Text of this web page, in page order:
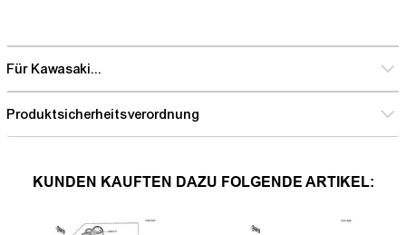
Für Kawasaki...
Produktsicherheitsverordnung
KUNDEN KAUFTEN DAZU FOLGENDE ARTIKEL: